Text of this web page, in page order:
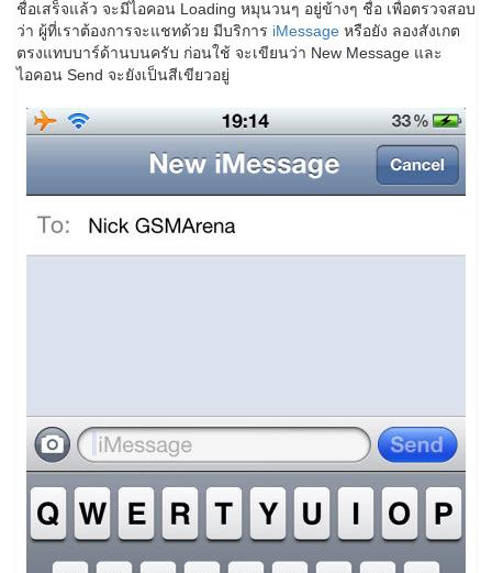
ชื่อเสร็จแล้ว จะมีไอคอน Loading หมุนวนๆ อยู่ข้างๆ ชื่อ เพื่อตรวจสอบ
ว่า ผู้ที่เราต้องการจะแชทด้วย มีบริการ iMessage หรือยัง ลองสังเกต
ตรงแทบบาร์ด้านบนครับ ก่อนใช้ จะเขียนว่า New Message และ
ไอคอน Send จะยังเป็นสีเขียวอยู่